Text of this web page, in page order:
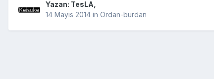
Yazan: TesLA
14 Mayıs 2014 in Ordan-burdan